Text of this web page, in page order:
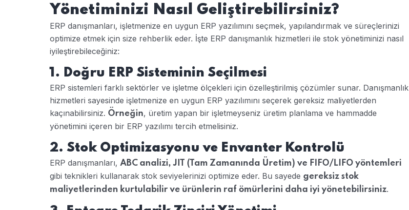
Yönetiminizi Nasıl Geliştirebilirsiniz?
ERP danışmanları, işletmenize en uygun ERP yazılımını seçmek, yapılandırmak ve süreçlerinizi
optimize etmek için size rehberlik eder. İşte ERP danışmanlık hizmetleri ile stok yönetiminizi nasıl
iyileştirebileceğiniz:
1. Doğru ERP Sisteminin Seçilmesi
ERP sistemleri farklı sektörler ve işletme ölçekleri için özelleştirilmiş çözümler sunar. Danışmanlık
hizmetleri sayesinde işletmenize en uygun ERP yazılımını seçerek gereksiz maliyetlerden
kaçınabilirsiniz. Örneğin, üretim yapan bir işletmeyseniz üretim planlama ve hammadde
yönetimini içeren bir ERP yazılımı tercih etmelisiniz.
2. Stok Optimizasyonu ve Envanter Kontrolü
ERP danışmanları, ABC analizi, JIT (Tam Zamanında Üretim) ve FIFO/LIFO yöntemleri
gibi teknikleri kullanarak stok seviyelerinizi optimize eder. Bu sayede gereksiz stok
maliyetlerinden kurtulabilir ve ürünlerin raf ömürlerini daha iyi yönetebilirsiniz.